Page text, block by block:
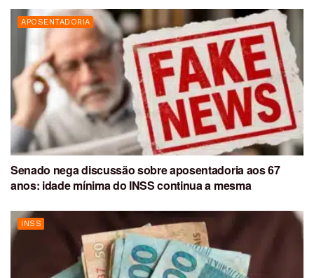
APOSENTADORIA
Senado nega discussão sobre aposentadoria aos 67
anos: idade mínima do INSS continua a mesma
INSS